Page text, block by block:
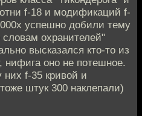
f-18 и модификаций f-
успешно добили тему
охранителей"
высказался кто-то из
нифига оно не потешное.
них f-35 кривой и
штук 300 наклепали)